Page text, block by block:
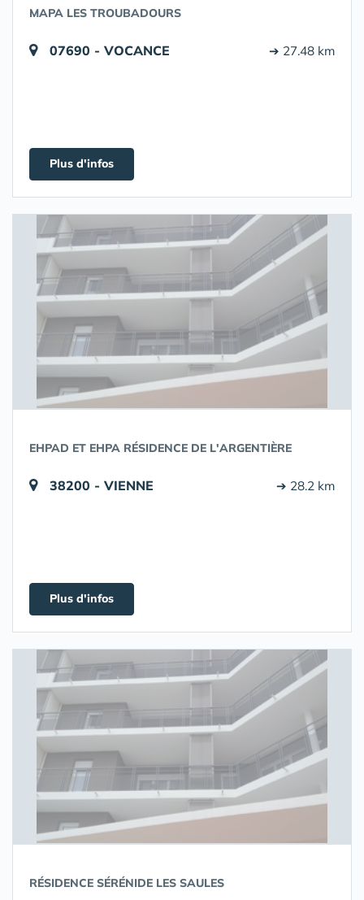
MAPA LES TROUBADOURS
07690 - VOCANCE ➔ 27.48 km
Plus d'infos
EHPAD ET EHPA RÉSIDENCE DE L'ARGENTIÈRE
38200 - VIENNE ➔ 28.2 km
Plus d'infos
RÉSIDENCE SÉRÉNIDE LES SAULES